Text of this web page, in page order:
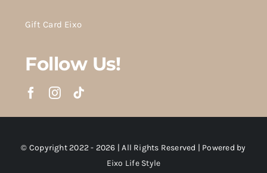
Gift Card Eixo
Follow Us!
© Copyright 2022 - 2026 | All Rights Reserved | Powered by
Eixo Life Style